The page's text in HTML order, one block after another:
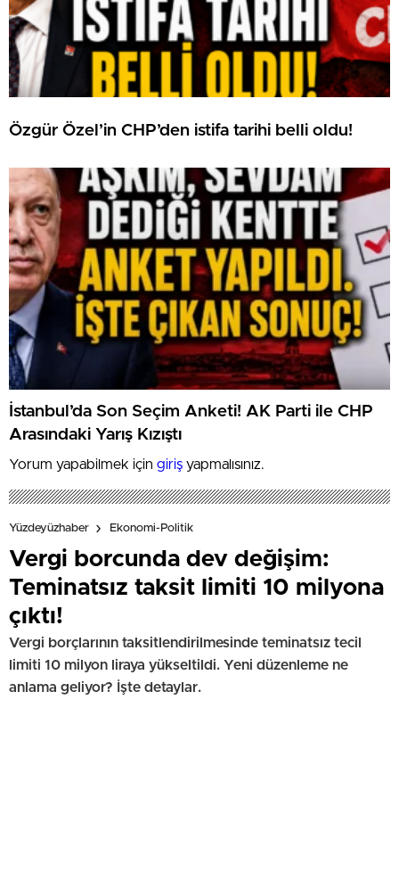
Özgür Özel’in CHP’den istifa tarihi belli oldu!
İstanbul’da Son Seçim Anketi! AK Parti ile CHP
Arasındaki Yarış Kızıştı
Yorum yapabilmek için giriş yapmalısınız.
Yüzdeyüzhaber Ekonomi-Politik
Vergi borcunda dev değişim:
Teminatsız taksit limiti 10 milyona
çıktı!
Vergi borçlarının taksitlendirilmesinde teminatsız tecil
limiti 10 milyon liraya yükseltildi. Yeni düzenleme ne
anlama geliyor? İşte detaylar.